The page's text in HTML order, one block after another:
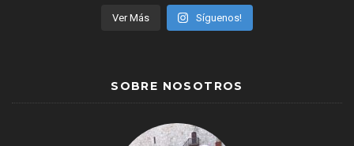
Ver Más Síguenos!
SOBRE NOSOTROS